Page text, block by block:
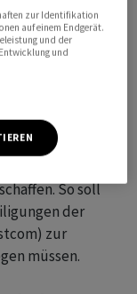
zur
So soll
der
zur
müssen.
zur Identifikation
auf einem Endgerät.
und der
und